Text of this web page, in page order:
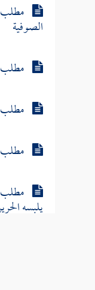
مطلب
الصوفية
مطلب
يلبسه